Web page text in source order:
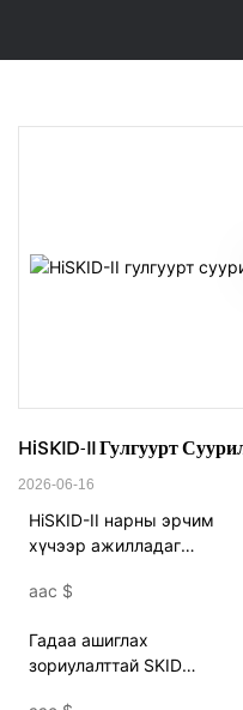
HiSKID-II Гулгуурт
2026-06-16
HiSKID-II нарны эрчим
хүчээр ажилладаг
аас $
Гадаа ашиглах
зориулалттай SKID